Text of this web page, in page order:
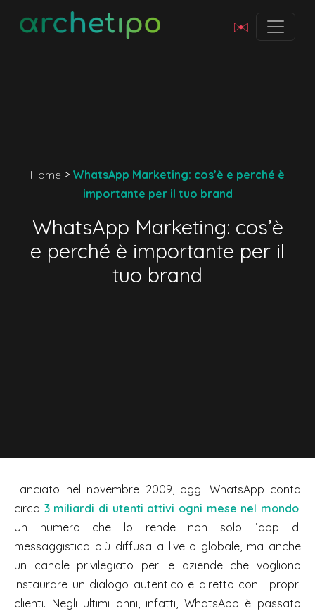
✉️
Home > WhatsApp Marketing: cos’è e perché è
importante per il tuo brand
WhatsApp Marketing: cos’è
e perché è importante per il
tuo brand
Lanciato nel novembre 2009, oggi WhatsApp conta
circa 3 miliardi di utenti attivi ogni mese nel mondo.
Un numero che lo rende non solo l’app di
messaggistica più diffusa a livello globale, ma anche
un canale privilegiato per le aziende che vogliono
instaurare un dialogo autentico e diretto con i propri
clienti. Negli ultimi anni, infatti, WhatsApp è passato